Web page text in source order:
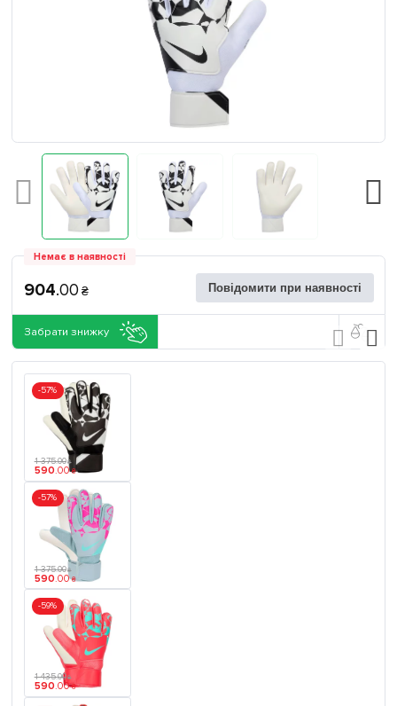
Немає в наявності
904.00 ₴ Повідомити при наявності
Забрати знижку
-57%
1 375.00 ₴
590.00 ₴
-57%
1 375.00 ₴
590.00 ₴
-59%
1 435.00 ₴
590.00 ₴